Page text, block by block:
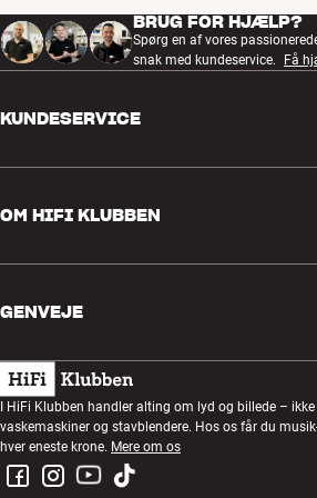
Mere fra Marantz
BRUG FOR HJÆLP?
Spørg en af vores
snak med kundeservice.
Få
KUNDESERVICE
Retur og reklamation
Fortryd ordre
Handelsbetingelser
Privatlivspolitik
OM HIFI KLUBBEN
Kundeklub
Lytteaften
Konkurrencer
Job i HiFi Klubben
GENVEJE
Gavekort
Byg med lyd
Montering og installation
I HiFi Klubben handler alting om lyd og billede –
vaskemaskiner og stavblendere. Hos os får du
hver eneste krone. Mere om os